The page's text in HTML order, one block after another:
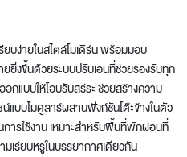
บง่ายในสไตล์โมเดิร์น พร้อมมอบ
งขึ้นด้วยระบบปรับเอนที่ช่วยรองรับทุก
แบบให้โอบรับสรีระ ช่วยสร้างความ
แบบโมดูลาร์ผสานฟังก์ชันโต๊ะข้างในตัว
ารใช้งาน เหมาะสำหรับพื้นที่พักผ่อนที่
เรียบหรูในบรรยากาศเดียวกัน